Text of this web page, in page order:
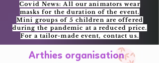
Covid News: All our animators wear
masks for the duration of the event.
Mini groups of 5 children are offered
during the pandemic at a reduced price.
For a tailor-made event, contact us.
Arthies organisation